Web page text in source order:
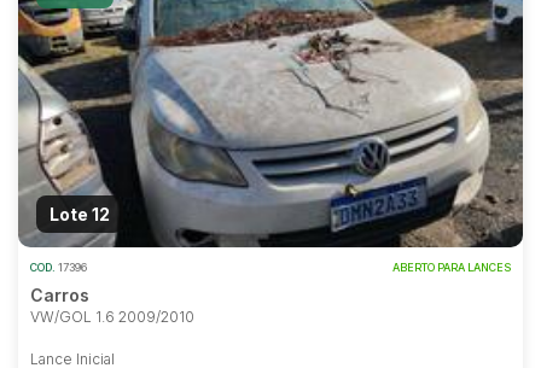
Lote 12
COD. 17396 ABERTO PARA LANCES
Carros
VW/GOL 1.6 2009/2010
Lance Inicial